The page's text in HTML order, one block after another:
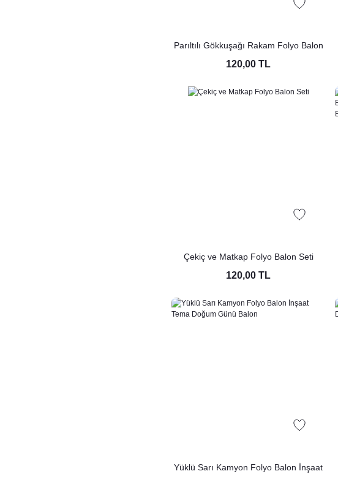
Parıltılı Gökkuşağı Rakam Folyo Balon
40inç
120,00 TL
Çekiç ve Matkap Folyo Balon Seti
120,00 TL
Yüklü Sarı Kamyon Folyo Balon İnşaat